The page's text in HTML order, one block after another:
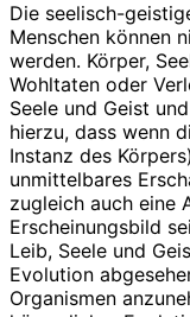
Die seelisch-
Menschen können
werden. Körper,
Wohltaten oder
Seele und Geist
hierzu, dass wenn
Instanz des
unmittelbares
zugleich auch eine
Erscheinungsbild
Leib, Seele und
Evolution
Organismen